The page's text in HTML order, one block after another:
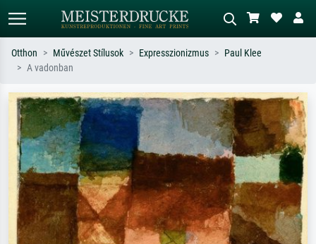
Keressen művész, műcím vagy stílus
szerint – pl. Monet, Csillagos éj,
impresszionizmus, Hokusai-hullám,
akt.
Írja le a jelenetet – pl. zöld rét, sok
piros absztrakt, sötét olajkép, álló akt
egy fa mellett.
Otthon Művészet Stílusok Expresszionizmus
Paul Klee
A vadonban